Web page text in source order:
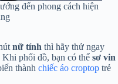
đến phong cách hiện
nữ tính thì hãy thử ngay
phối đồ, bạn có thể sơ vin
thành chiếc áo croptop trẻ